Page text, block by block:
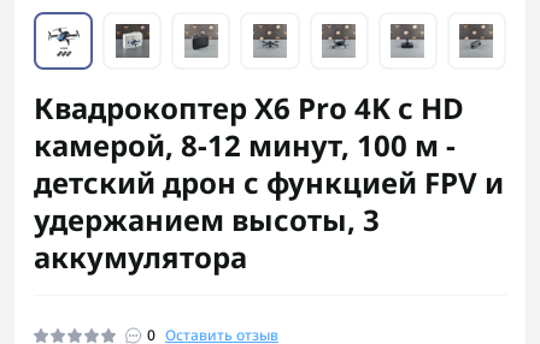
Квадрокоптер X6 Pro 4K с HD
камерой, 8-12 минут, 100 м -
детский дрон с функцией FPV и
удержанием высоты, 3
аккумулятора
0 Оставить отзыв